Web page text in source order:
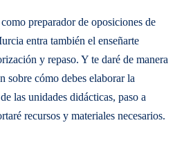
preparador de oposiciones de
entra también el enseñarte
y repaso. Y te daré de manera
sobre cómo debes elaborar la
las unidades didácticas, paso a
recursos y materiales necesarios.